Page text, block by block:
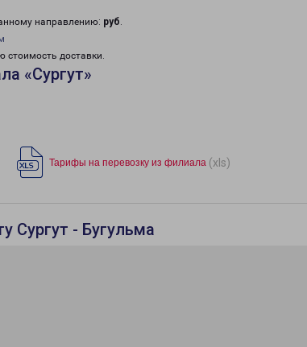
направлению: руб.
стоимость доставки.
«Сургут»
Тарифы на перевозку из филиала (xls)
Сургут - Бугульма